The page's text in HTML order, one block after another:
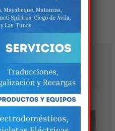
página estará
novidades
pela